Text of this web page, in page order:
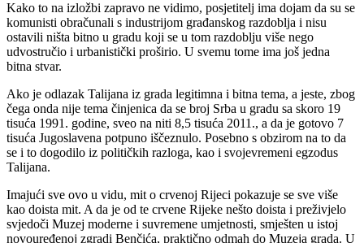
Kako to na izložbi zapravo ne vidimo, posjetitelj ima dojam da su se
komunisti obračunali s industrijom građanskog razdoblja i nisu
ostavili ništa bitno u gradu koji se u tom razdoblju više nego
udvostručio i urbanistički proširio. U svemu tome ima još jedna
bitna stvar.
Ako je odlazak Talijana iz grada legitimna i bitna tema, a jeste, zbog
čega onda nije tema činjenica da se broj Srba u gradu sa skoro 19
tisuća 1991. godine, sveo na niti 8,5 tisuća 2011., a da je gotovo 7
tisuća Jugoslavena potpuno iščeznulo. Posebno s obzirom na to da
se i to dogodilo iz političkih razloga, kao i svojevremeni egzodus
Talijana.
Imajući sve ovo u vidu, mit o crvenoj Rijeci pokazuje se sve više
kao doista mit. A da je od te crvene Rijeke nešto doista i preživjelo
svjedoči Muzej moderne i suvremene umjetnosti, smješten u istoj
novouređenoj zgradi Benčića, praktično odmah do Muzeja grada. U